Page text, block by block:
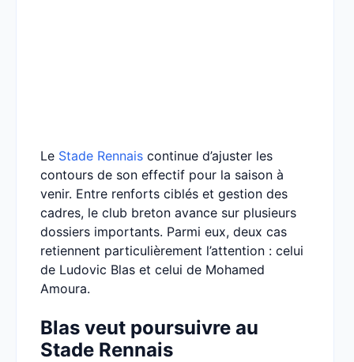
Le Stade Rennais continue d’ajuster les
contours de son effectif pour la saison à
venir. Entre renforts ciblés et gestion des
cadres, le club breton avance sur plusieurs
dossiers importants. Parmi eux, deux cas
retiennent particulièrement l’attention : celui
de Ludovic Blas et celui de Mohamed
Amoura.
Blas veut poursuivre au
Stade Rennais